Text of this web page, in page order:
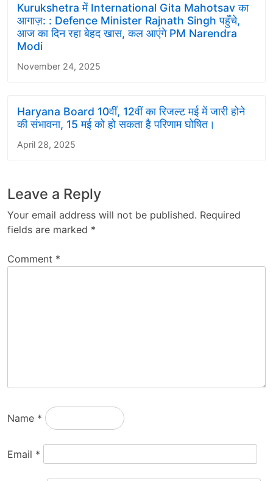
Kurukshetra में International Gita Mahotsav का
आगाज़: : Defence Minister Rajnath Singh पहुँचे,
आज का दिन रहा बेहद खास, कल आएंगे PM Narendra
Modi
November 24, 2025
Haryana Board 10वीं, 12वीं का रिजल्ट मई में जारी होने
की संभावना, 15 मई को हो सकता है परिणाम घोषित।
April 28, 2025
Leave a Reply
Your email address will not be published. Required
fields are marked *
Comment *
Name *
Email *